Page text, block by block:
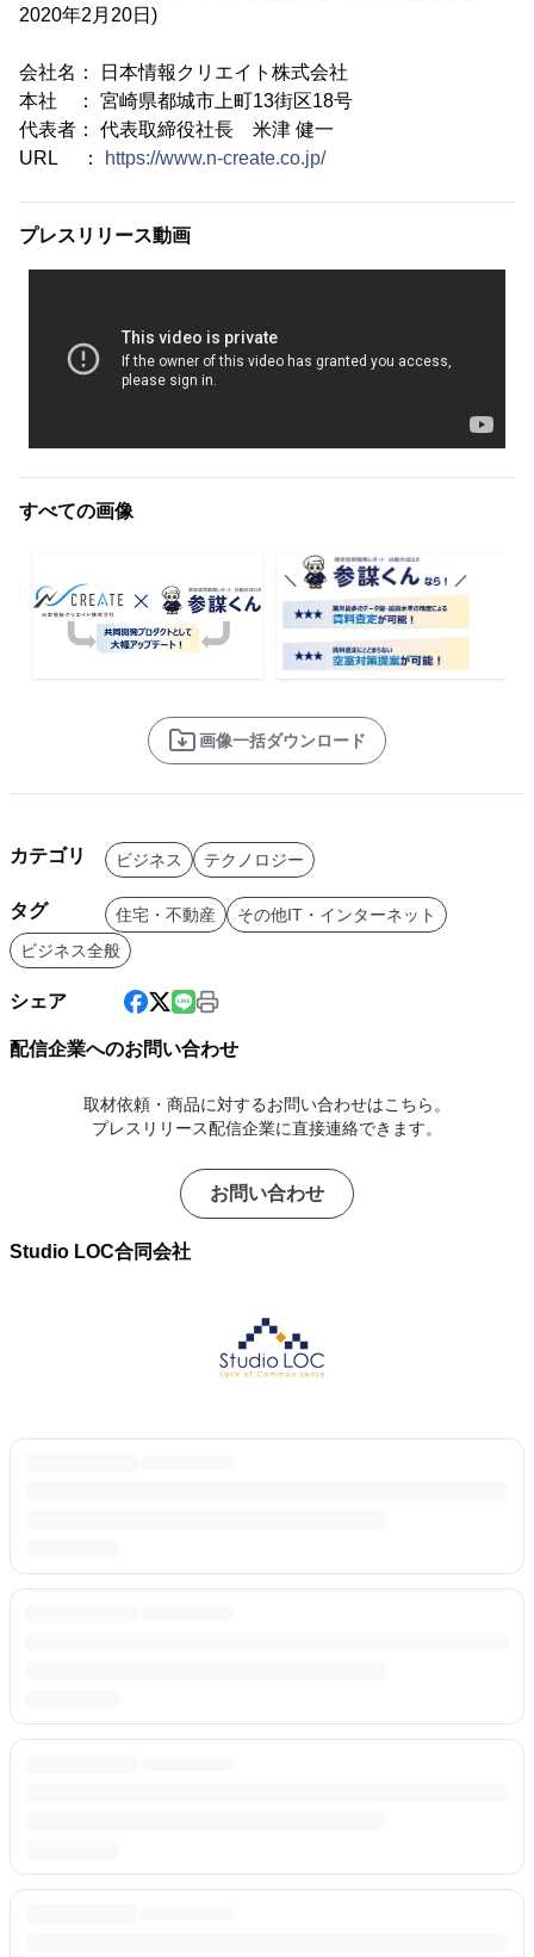
2020年2月20日)
会社名： 日本情報クリエイト株式会社
本社 ： 宮崎県都城市上町13街区18号
代表者： 代表取締役社長 米津 健一
URL ：
https://www.n-create.co.jp/
プレスリリース動画
すべての画像
画像一括ダウンロード
カテゴリ ビジネス テクノロジー
タグ 住宅・不動産
その他IT・インターネット
ビジネス全般
シェア
配信企業へのお問い合わせ
取材依頼・商品に対するお問い合わせはこちら。
プレスリリース配信企業に直接連絡できます。
お問い合わせ
Studio LOC合同会社